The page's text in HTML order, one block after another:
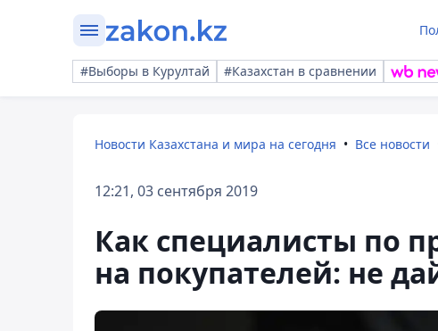
#Выборы в Курултай #Казахстан в сравнении
Новости Казахстана и мира на сегодня Все новости
12:21, 03 сентября 2019
Как специалисты по
на покупателей: не